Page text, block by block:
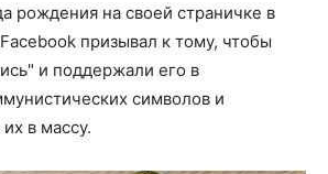
рождения на своей страничке в
призывал к тому, чтобы
и поддержали его в
символов и
в массу.